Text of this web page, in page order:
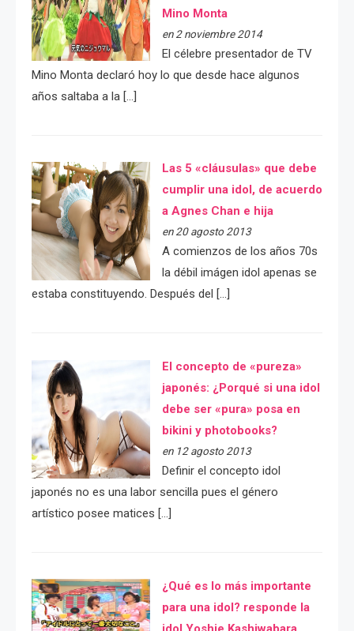
Mino Monta
en 2 noviembre 2014
El célebre presentador de TV
Mino Monta declaró hoy lo que desde hace algunos
años saltaba a la […]
Las 5 «cláusulas» que debe
cumplir una idol, de acuerdo
a Agnes Chan e hija
en 20 agosto 2013
A comienzos de los años 70s
la débil imágen idol apenas se
estaba constituyendo. Después del […]
El concepto de «pureza»
japonés: ¿Porqué si una idol
debe ser «pura» posa en
bikini y photobooks?
en 12 agosto 2013
Definir el concepto idol
japonés no es una labor sencilla pues el género
artístico posee matices […]
¿Qué es lo más importante
para una idol? responde la